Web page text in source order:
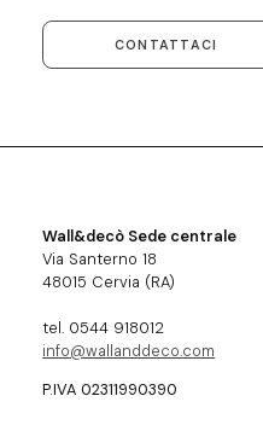
CONTATTACI
Wall&decò Sede centrale
Via Santerno 18
48015 Cervia (RA)
tel. 0544 918012
info@wallanddeco.com
P.IVA 02311990390